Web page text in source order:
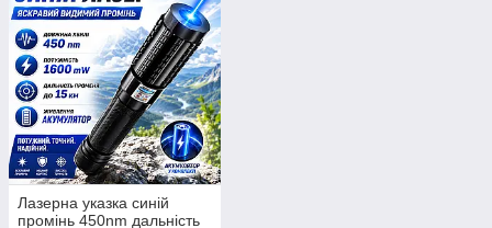
Лазерна указка синій
промінь 450nm дальність